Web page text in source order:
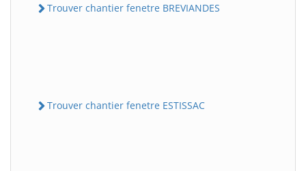
Trouver chantier fenetre BREVIANDES
Trouver chantier fenetre ESTISSAC